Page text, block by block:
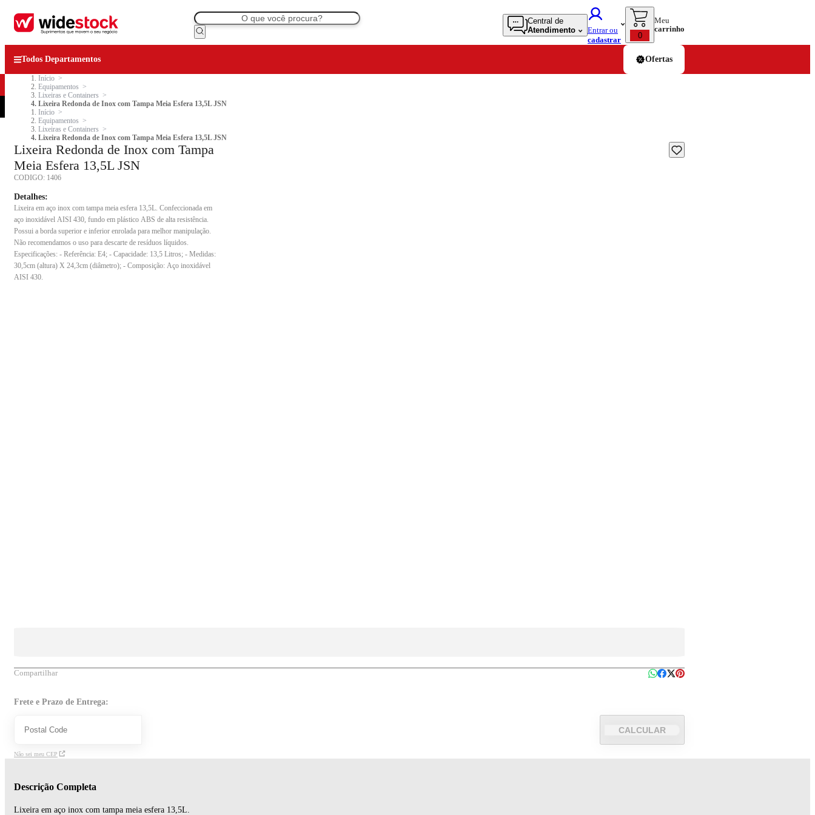
Central de
Atendimento
Entrar ou
cadastrar
0
Meu
carrinho
Todos Departamentos Ofertas
Início
Equipamentos
Lixeiras e Containers
Lixeira Redonda de Inox com Tampa Meia Esfera 13,5L JSN
Início
Equipamentos
Lixeiras e Containers
Lixeira Redonda de Inox com Tampa Meia Esfera 13,5L JSN
Lixeira Redonda de Inox com Tampa
Meia Esfera 13,5L JSN
CODIGO: 1406
Detalhes:
Lixeira em aço inox com tampa meia esfera 13,5L. Confeccionada em
aço inoxidável AISI 430, fundo em plástico ABS de alta resistência.
Possui a borda superior e inferior enrolada para melhor manipulação.
Não recomendamos o uso para descarte de resíduos líquidos.
Especificações: - Referência: E4; - Capacidade: 13,5 Litros; - Medidas:
30,5cm (altura) X 24,3cm (diâmetro); - Composição: Aço inoxidável
AISI 430.
Compartilhar
Frete e Prazo de Entrega:
CALCULAR
Não sei meu CEP
Descrição Completa
Lixeira em aço inox com tampa meia esfera 13,5L.